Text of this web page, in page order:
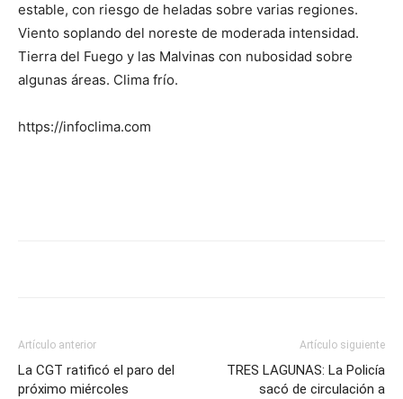
estable, con riesgo de heladas sobre varias regiones.
Viento soplando del noreste de moderada intensidad.
Tierra del Fuego y las Malvinas con nubosidad sobre
algunas áreas. Clima frío.
https://infoclima.com
Artículo anterior
La CGT ratificó el paro del
próximo miércoles
Artículo siguiente
TRES LAGUNAS: La Policía
sacó de circulación a